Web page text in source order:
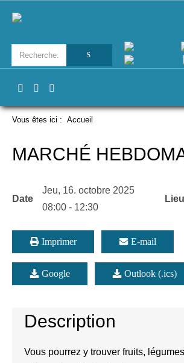
Vous êtes ici : Accueil
MARCHÉ
Date
Jeu, 16. octobre 2025
08:00 - 12:30
Lieu
Imprimer E-mail
Google Outlook (.ics)
Description
Vous pourrez y trouver fruits,